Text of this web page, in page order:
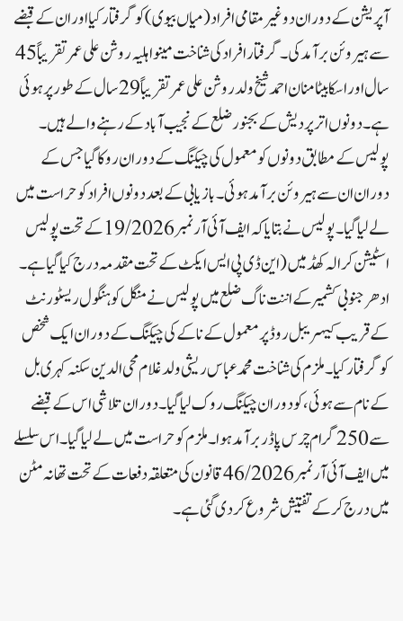
آپریشن کے دوران دو غیر مقامی افراد( میاں بیوی) کو گرفتار کیا اور ان کے قبضے
سے ہیروئن برآمد کی۔گرفتار افراد کی شناخت مینو اہلیہ روشن علی عمر تقریبا ً45
سال اور اسکا بیٹامنان احمد شیخ ولد روشن علی عمر تقریباً 29 سال کے طور پر ہوئی
ہے۔ دونوں اتر پردیش کے بجنور ضلع کے نجیب آباد کے رہنے والے ہیں۔
پولیس کے مطابق دونوں کو معمول کی چیکنگ کے دوران روکا گیا جس کے
دوران ان سے ہیروئن برآمد ہوئی۔ بازیابی کے بعد دونوں افراد کو حراست میں
لے لیا گیا۔پولیس نے بتایا کہ ایف آئی آر نمبر 19/2026 کے تحت پولیس
اسٹیشن کرالہ کھڈ میں(این ڈی پی ایس ایکٹ کے تحت مقدمہ درج کیا گیا ہے۔
ادھرجنوبی کشمیر کے اننت ناگ ضلع میں پولیس نے منگل کو ہنگول ریسٹورنٹ
کے قریب کیہریبل روڈ پر معمول کے ناکے کی چیکنگ کے دوران ایک شخص
کو گرفتار کیا۔ ملزم کی شناخت محمد عباس ریشی ولد غلام محی الدین سکنہ کہری بل
کے نام سے ہوئی، کو دوران چیکنگ روک لیا گیا۔ دوران تلاشی اس کے قبضے
سے 250 گرام چرس پاڈر برآمد ہوا۔ملزم کو حراست میں لے لیا گیا۔ اس سلسلے
میں ایف آئی آر نمبر 46/2026 قانون کی متعلقہ دفعات کے تحت تھانہ مٹن
میں درج کر کے تفتیش شروع کر دی گئی ہے۔